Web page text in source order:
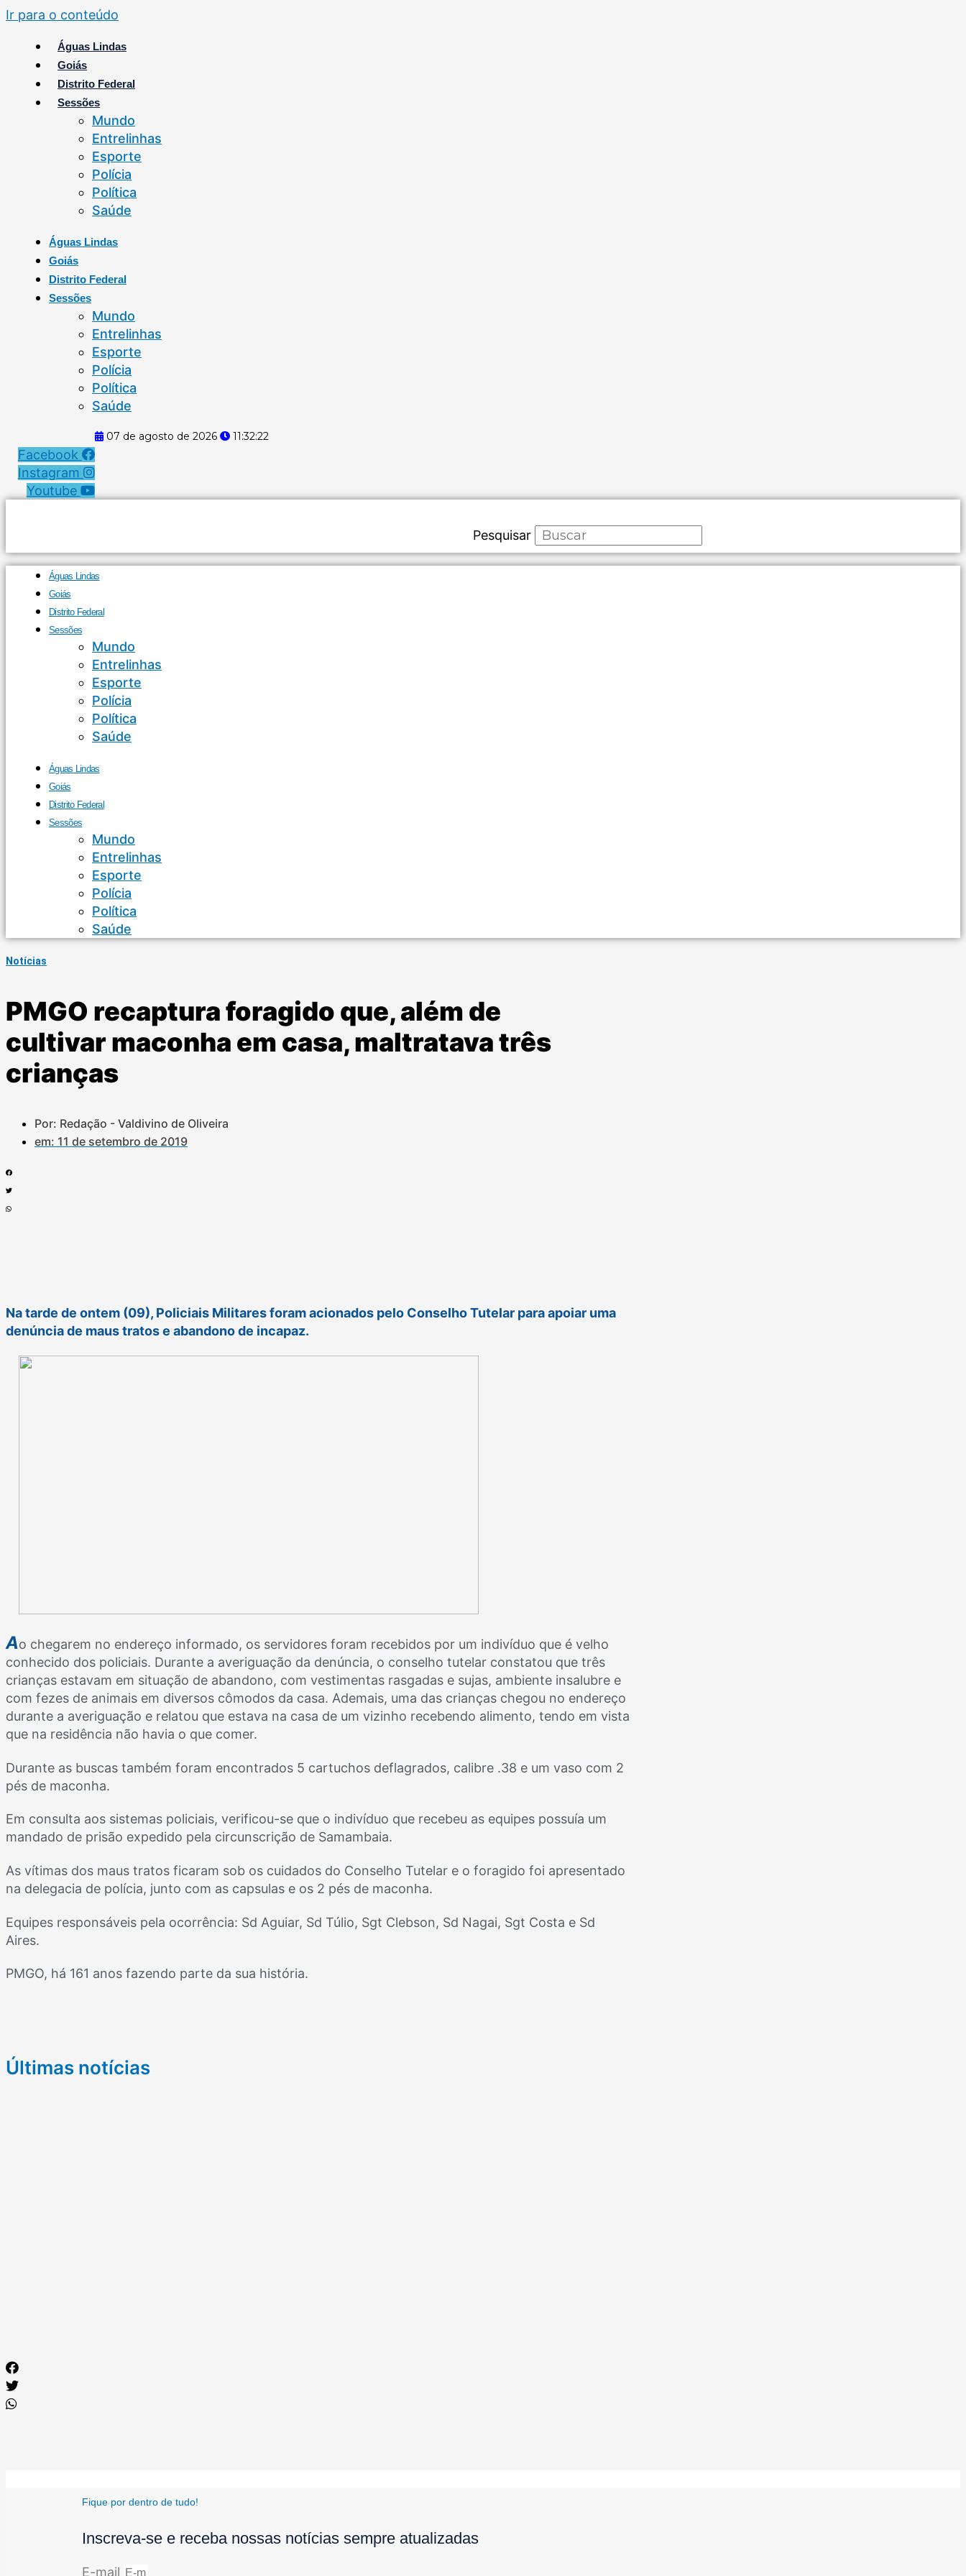
Ir para o conteúdo
Águas Lindas
Goiás
Distrito Federal
Sessões
Mundo
Entrelinhas
Esporte
Polícia
Política
Saúde
Águas Lindas
Goiás
Distrito Federal
Sessões
Mundo
Entrelinhas
Esporte
Polícia
Política
Saúde
07 de agosto de 2026 11:32:22
Facebook
Instagram
Youtube
Pesquisar
Águas Lindas
Goiás
Distrito Federal
Sessões
Mundo
Entrelinhas
Esporte
Polícia
Política
Saúde
Águas Lindas
Goiás
Distrito Federal
Sessões
Mundo
Entrelinhas
Esporte
Polícia
Política
Saúde
Notícias
PMGO recaptura foragido que, além de
cultivar maconha em casa, maltratava três
crianças
Por: Redação - Valdivino de Oliveira
em: 11 de setembro de 2019
Na tarde de ontem (09), Policiais Militares foram acionados pelo Conselho Tutelar para apoiar uma
denúncia de maus tratos e abandono de incapaz.
Ao chegarem no endereço informado, os servidores foram recebidos por um indivíduo que é velho
conhecido dos policiais. Durante a averiguação da denúncia, o conselho tutelar constatou que três
crianças estavam em situação de abandono, com vestimentas rasgadas e sujas, ambiente insalubre e
com fezes de animais em diversos cômodos da casa. Ademais, uma das crianças chegou no endereço
durante a averiguação e relatou que estava na casa de um vizinho recebendo alimento, tendo em vista
que na residência não havia o que comer.
Durante as buscas também foram encontrados 5 cartuchos deflagrados, calibre .38 e um vaso com 2
pés de maconha.
Em consulta aos sistemas policiais, verificou-se que o indivíduo que recebeu as equipes possuía um
mandado de prisão expedido pela circunscrição de Samambaia.
As vítimas dos maus tratos ficaram sob os cuidados do Conselho Tutelar e o foragido foi apresentado
na delegacia de polícia, junto com as capsulas e os 2 pés de maconha.
Equipes responsáveis pela ocorrência: Sd Aguiar, Sd Túlio, Sgt Clebson, Sd Nagai, Sgt Costa e Sd
Aires.
PMGO, há 161 anos fazendo parte da sua história.
Últimas notícias
Fique por dentro de tudo!
Inscreva-se e receba nossas notícias sempre atualizadas
E-mail